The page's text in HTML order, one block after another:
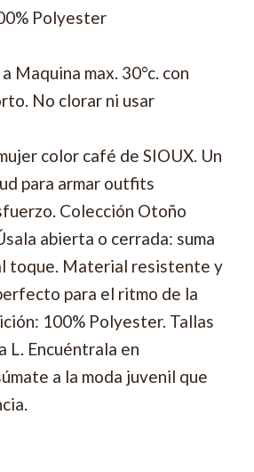
Polyester
Maquina max. 30°c. con
No clorar ni usar
color café de SIOUX. Un
para armar outfits
Colección Otoño
abierta o cerrada: suma
toque. Material resistente y
para el ritmo de la
100% Polyester. Tallas
L. Encuéntrala en
a la moda juvenil que